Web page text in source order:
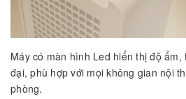
Máy có màn hình Led hiển thị độ
đại, phù hợp với mọi không gian nội
phòng.